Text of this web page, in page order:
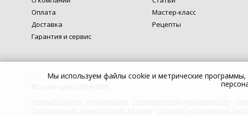
Оплата
Доставка
Гарантия и сервис
Мастер-класс
Рецепты
Мы используем файлы cookie и метрические